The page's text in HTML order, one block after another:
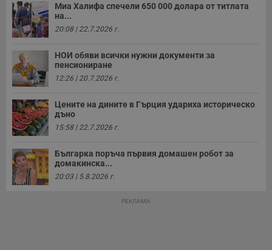
Миа Халифа спечели 650 000 долара от титлата
на...
20:08 | 22.7.2026 г.
НОИ обяви всички нужни документи за
пенсиониране
12:26 | 20.7.2026 г.
Цените на дините в Гърция удариха историческо
дъно
15:58 | 22.7.2026 г.
Българка поръча първия домашен робот за
домакинска...
20:03 | 5.8.2026 г.
РЕКЛАМА